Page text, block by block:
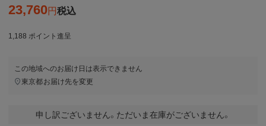
23,760 税込
1,188 ポイント進呈
この地域へのお届け日は表示できません
東京都お届け先を変更
申し訳ございません。ただいま在庫がございません。